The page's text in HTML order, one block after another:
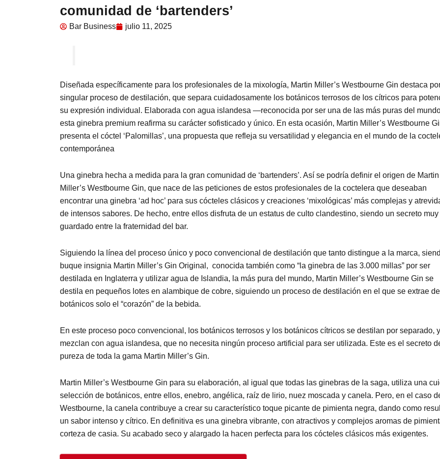
comunidad de ‘bartenders’
Bar Business julio 11, 2025
Diseñada específicamente para los profesionales de la mixología, Martin Miller’s Westbourne Gin destaca
singular proceso de destilación, que separa cuidadosamente los botánicos terrosos de los cítricos para
su expresión individual. Elaborada con agua islandesa —reconocida por ser una de las más puras del
esta ginebra premium reafirma su carácter sofisticado y único. En esta ocasión, Martin Miller’s Westbourne
presenta el cóctel ‘Palomillas’, una propuesta que refleja su versatilidad y elegancia en el mundo de la
contemporánea
Una ginebra hecha a medida para la gran comunidad de ‘bartenders’. Así se podría definir el origen de Martin
Miller’s Westbourne Gin, que nace de las peticiones de estos profesionales de la coctelera que deseaban
encontrar una ginebra ‘ad hoc’ para sus cócteles clásicos y creaciones ‘mixológicas’ más complejas y
de intensos sabores. De hecho, entre ellos disfruta de un estatus de culto clandestino, siendo un secreto muy
guardado entre la fraternidad del bar.
Siguiendo la línea del proceso único y poco convencional de destilación que tanto distingue a la marca,
buque insignia Martin Miller’s Gin Original, conocida también como “la ginebra de las 3.000 millas” por ser
destilada en Inglaterra y utilizar agua de Islandia, la más pura del mundo, Martin Miller’s Westbourne Gin se
destila en pequeños lotes en alambique de cobre, siguiendo un proceso de destilación en el que se extrae
botánicos solo el “corazón” de la bebida.
En este proceso poco convencional, los botánicos terrosos y los botánicos cítricos se destilan por separado,
mezclan con agua islandesa, que no necesita ningún proceso artificial para ser utilizada. Este es el secreto
pureza de toda la gama Martin Miller’s Gin.
Martin Miller’s Westbourne Gin para su elaboración, al igual que todas las ginebras de la saga, utiliza una
selección de botánicos, entre ellos, enebro, angélica, raíz de lirio, nuez moscada y canela. Pero, en el caso
Westbourne, la canela contribuye a crear su característico toque picante de pimienta negra, dando como
un sabor intenso y cítrico. En definitiva es una ginebra vibrante, con atractivos y complejos aromas de
corteza de casia. Su acabado seco y alargado la hacen perfecta para los cócteles clásicos más exigentes.